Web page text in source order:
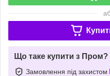
Що таке купити з Пром?
Замовлення під захистом